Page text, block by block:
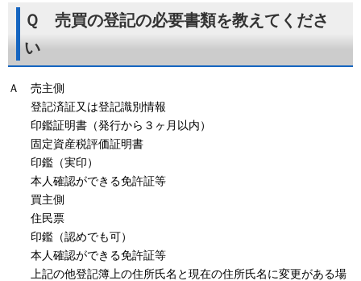
Ｑ 売買の登記の必要書類を教えてくださ
い
Ａ 売主側
登記済証又は登記識別情報
印鑑証明書（発行から３ヶ月以内）
固定資産税評価証明書
印鑑（実印）
本人確認ができる免許証等
買主側
住民票
印鑑（認めでも可）
本人確認ができる免許証等
上記の他登記簿上の住所氏名と現在の住所氏名に変更がある場